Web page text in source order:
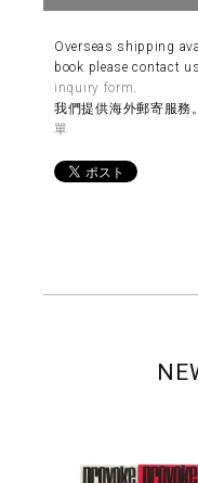
Overseas shipping
book please contact
inquiry form.
我們提供海外郵寄服務
單